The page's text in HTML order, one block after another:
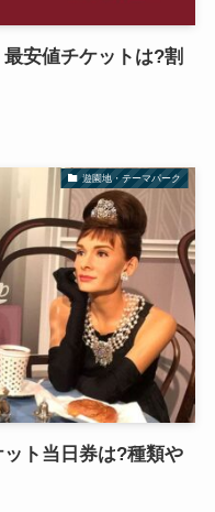
安値チケットは?割
遊園地・テーマパーク
ット当日券は?種類や